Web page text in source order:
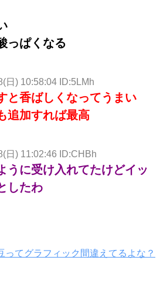
っぱくなる
日) 10:58:04 ID:5LMh
と香ばしくなってうまい
追加すれば最高
日) 11:02:46 ID:CHBh
うに受け入れてたけどイッ
したわ
ってグラフィック間違えてるよな？